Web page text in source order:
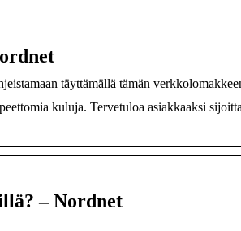
täyttämällä tämän
kuluja. Tervetuloa asiakkaaksi
– Nordnet